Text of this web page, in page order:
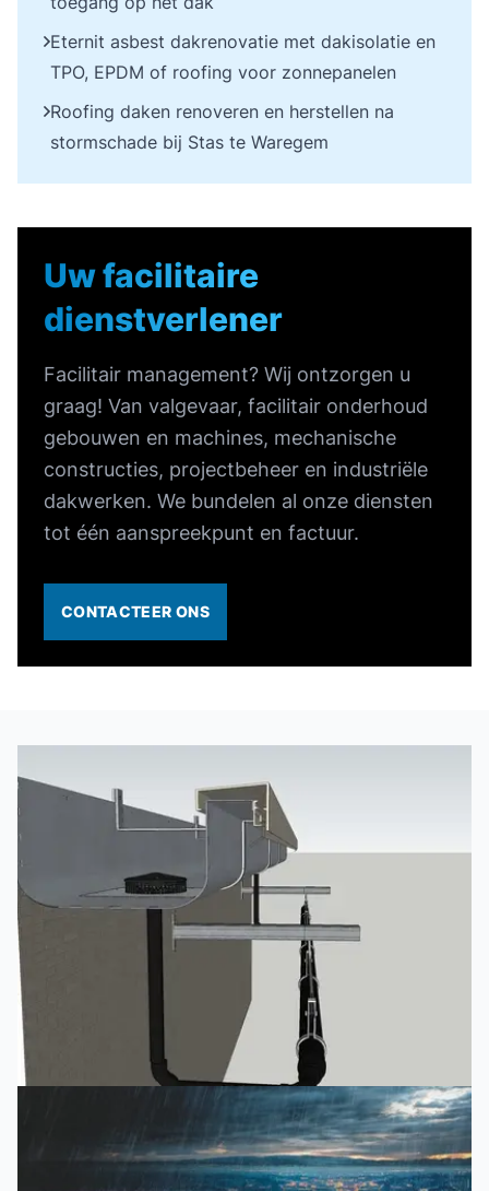
Eternit asbest dakrenovatie met dakisolatie en
TPO, EPDM of roofing voor zonnepanelen
Roofing daken renoveren en herstellen na
stormschade bij Stas te Waregem
Uw facilitaire
dienstverlener
Facilitair management? Wij ontzorgen u
graag! Van valgevaar, facilitair onderhoud
gebouwen en machines, mechanische
constructies, projectbeheer en industriële
dakwerken. We bundelen al onze diensten
tot één aanspreekpunt en factuur.
CONTACTEER ONS